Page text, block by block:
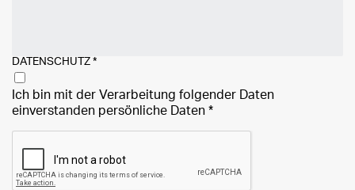
DATENSCHUTZ *
Ich bin mit der Verarbeitung folgender Daten
einverstanden persönliche Daten *